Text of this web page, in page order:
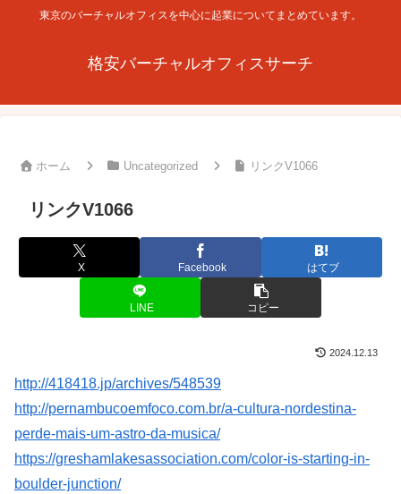
東京のバーチャルオフィスを中心に起業についてまとめています。
格安バーチャルオフィスサーチ
ホーム Uncategorized リンクV1066
リンクV1066
X Facebook はてブ
LINE コピー
2024.12.13
http://418418.jp/archives/548539
http://pernambucoemfoco.com.br/a-cultura-nordestina-
perde-mais-um-astro-da-musica/
https://greshamlakesassociation.com/color-is-starting-in-
boulder-junction/